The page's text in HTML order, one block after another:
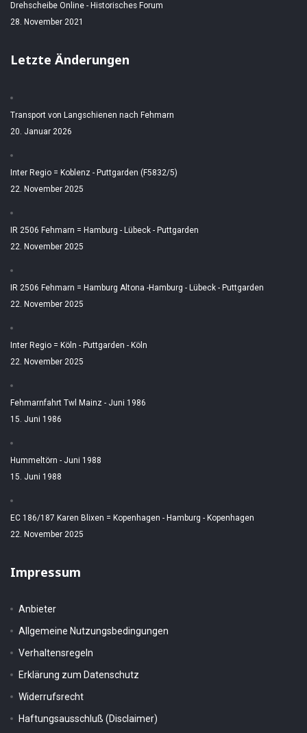
Drehscheibe Online - Historisches Forum
28. November 2021
Letzte Änderungen
Transport von Langschienen nach Fehmarn
20. Januar 2026
Inter Regio = Koblenz - Puttgarden (F5832/5)
22. November 2025
IR 2506 Fehmarn = Hamburg - Lübeck - Puttgarden
22. November 2025
IR 2506 Fehmarn = Hamburg Altona -Hamburg - Lübeck - Puttgarden
22. November 2025
Inter Regio = Köln - Puttgarden - Köln
22. November 2025
Fehmarnfahrt Twl Mainz - Juni 1986
15. Juni 1986
Hummeltörn - Juni 1988
15. Juni 1988
EC 186/187 Karen Blixen = Kopenhagen - Hamburg - Kopenhagen
22. November 2025
Impressum
Anbieter
Allgemeine Nutzungsbedingungen
Verhaltensregeln
Erklärung zum Datenschutz
Widerrufsrecht
Haftungsausschluß (Disclaimer)